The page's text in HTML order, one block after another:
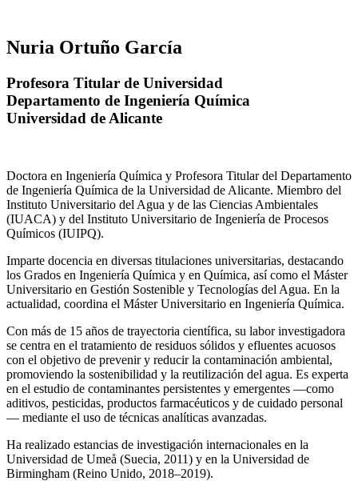
Nuria Ortuño García
Profesora Titular de Universidad
Departamento de Ingeniería Química
Universidad de Alicante
Doctora en Ingeniería Química y Profesora Titular del Departamento
de Ingeniería Química de la Universidad de Alicante. Miembro del
Instituto Universitario del Agua y de las Ciencias Ambientales
(IUACA) y del Instituto Universitario de Ingeniería de Procesos
Químicos (IUIPQ).
Imparte docencia en diversas titulaciones universitarias, destacando
los Grados en Ingeniería Química y en Química, así como el Máster
Universitario en Gestión Sostenible y Tecnologías del Agua. En la
actualidad, coordina el Máster Universitario en Ingeniería Química.
Con más de 15 años de trayectoria científica, su labor investigadora
se centra en el tratamiento de residuos sólidos y efluentes acuosos
con el objetivo de prevenir y reducir la contaminación ambiental,
promoviendo la sostenibilidad y la reutilización del agua. Es experta
en el estudio de contaminantes persistentes y emergentes —como
aditivos, pesticidas, productos farmacéuticos y de cuidado personal
— mediante el uso de técnicas analíticas avanzadas.
Ha realizado estancias de investigación internacionales en la
Universidad de Umeå (Suecia, 2011) y en la Universidad de
Birmingham (Reino Unido, 2018–2019).